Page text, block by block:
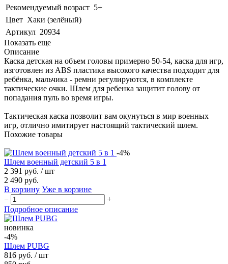
Рекомендуемый возраст 5+
Цвет Хаки (зелёный)
Артикул 20934
Показать еще
Описание
Каска детская на объем головы примерно 50-54, каска для игр,
изготовлен из ABS пластика высокого качества подходит для
ребёнка, мальчика - ремни регулируются, в комплекте
тактические очки. Шлем для ребенка защитит голову от
попадания пуль во время игры.
Тактическая каска позволит вам окунуться в мир военных
игр, отлично имитирует настоящий тактический шлем.
Похожие товары
-4%
Шлем военный детский 5 в 1
2 391 руб. / шт
2 490 руб.
В корзину Уже в корзине
−
+
Подробное описание
новинка
-4%
Шлем PUBG
816 руб. / шт